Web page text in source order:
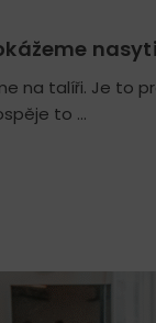
na talíři. Je to
to …